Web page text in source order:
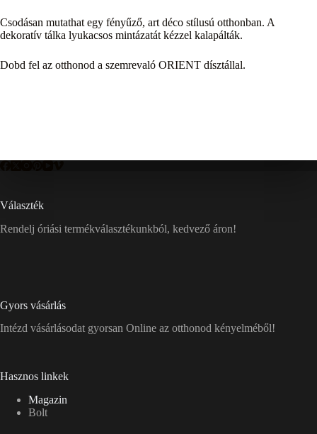
Csodásan mutathat egy fényűző, art déco stílusú otthonban. A
dekoratív tálka lyukacsos mintázatát kézzel kalapálták.
Dobd fel az otthonod a szemrevaló ORIENT dísztállal.
Választék
Rendelj óriási termékválasztékunkból, kedvező áron!
Gyors vásárlás
Intézd vásárlásodat gyorsan Online az otthonod kényelméből!
Hasznos linkek
Magazin
Bolt